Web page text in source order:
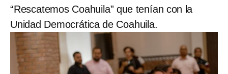
“Rescatemos Coahuila” que tenían con la
Unidad Democrática de Coahuila.